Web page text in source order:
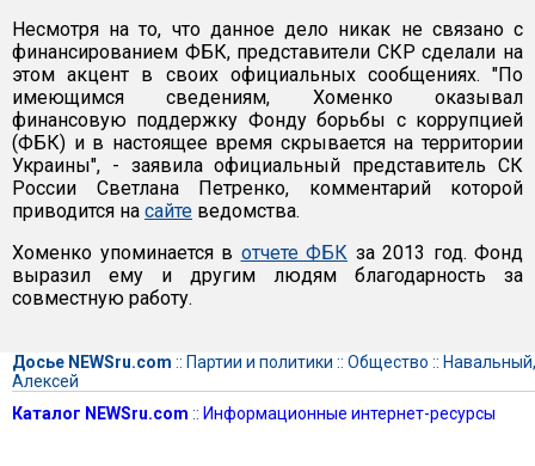
Несмотря на то, что данное дело никак не связано с
финансированием ФБК, представители СКР сделали на
этом акцент в своих официальных сообщениях. "По
имеющимся сведениям, Хоменко оказывал
финансовую поддержку Фонду борьбы с коррупцией
(ФБК) и в настоящее время скрывается на территории
Украины", - заявила официальный представитель СК
России Светлана Петренко, комментарий которой
приводится на сайте ведомства.
Хоменко упоминается в отчете ФБК за 2013 год. Фонд
выразил ему и другим людям благодарность за
совместную работу.
Досье NEWSru.com :: Партии и политики :: Общество :: Навальный,
Алексей
Каталог NEWSru.com :: Информационные интернет-ресурсы